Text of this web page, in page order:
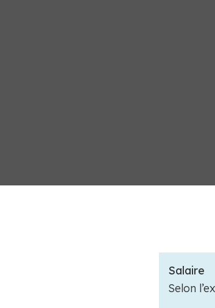
Salaire
Selon